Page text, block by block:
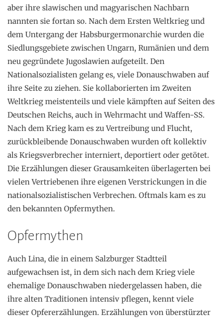
aber ihre slawischen und magyarischen Nachbarn
nannten sie fortan so. Nach dem Ersten Weltkrieg und
dem Untergang der Habsburgermonarchie wurden die
Siedlungsgebiete zwischen Ungarn, Rumänien und dem
neu gegründete Jugoslawien aufgeteilt. Den
Nationalsozialisten gelang es, viele Donauschwaben auf
ihre Seite zu ziehen. Sie kollaborierten im Zweiten
Weltkrieg meistenteils und viele kämpften auf Seiten des
Deutschen Reichs, auch in Wehrmacht und Waffen-SS.
Nach dem Krieg kam es zu Vertreibung und Flucht,
zurückbleibende Donauschwaben wurden oft kollektiv
als Kriegsverbrecher interniert, deportiert oder getötet.
Die Erzählungen dieser Grausamkeiten überlagerten bei
vielen Vertriebenen ihre eigenen Verstrickungen in die
nationalsozialistischen Verbrechen. Oftmals kam es zu
den bekannten Opfermythen.
Opfermythen
Auch Lina, die in einem Salzburger Stadtteil
aufgewachsen ist, in dem sich nach dem Krieg viele
ehemalige Donauschwaben niedergelassen haben, die
ihre alten Traditionen intensiv pflegen, kennt viele
dieser Opfererzählungen. Erzählungen von überstürzter